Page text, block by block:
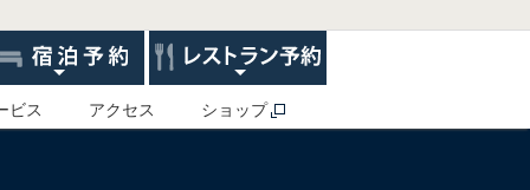
ビス アクセス ショップ